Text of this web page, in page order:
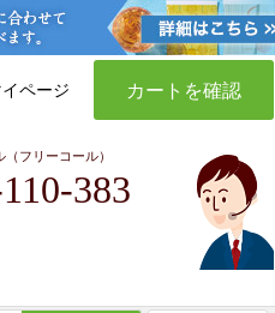
ページ カートを確認
フリーコール）
383